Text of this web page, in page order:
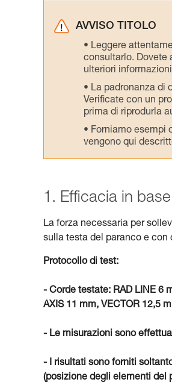
AVVISO TITOLO
Leggere
consultarlo. Dovete
ulteriori
La padronanza di
Verificate con un
prima di riprodurla
Forniamo esempi
vengono qui
1. Efficacia in
La forza necessaria per
sulla testa del paranco e con
Protocollo di test:
- Corde testate: RAD LINE 6
AXIS 11 mm, VECTOR 12,5
- Le misurazioni sono
- I risultati sono forniti
(posizione degli elementi del